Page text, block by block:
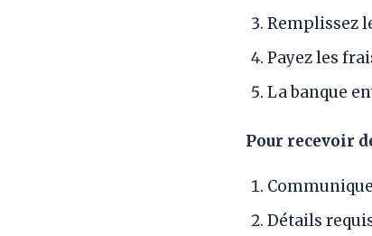
Remplissez
Payez les
La banque
Pour recevoir
Détails